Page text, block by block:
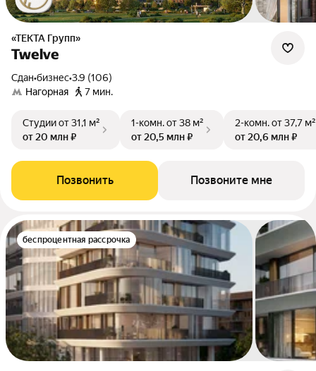
«ТЕКТА Групп»
Twelve
Сдан•бизнес•3.9 (106)
Нагорная
7 мин.
Студииот 31,1 м²
от 20 млн ₽
1-комн.от 38 м²
от 20,5 млн ₽
2-комн.от 37,7 м²
от 20,6 млн ₽
Позвонить Позвоните мне
беспроцентная рассрочка